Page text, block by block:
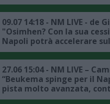
09.07 14:18 - NM LIVE - de
"Osimhen? Con la sua
Napoli potrà accelerare
potendo scegliere
e Lookman, gli azzurri
favoriti per lo scudetto,
nascondersi"
27.06 15:04 - NM LIVE –
“Beukema spinge per il
pista molto avanzata,
trattativa per Nunez,